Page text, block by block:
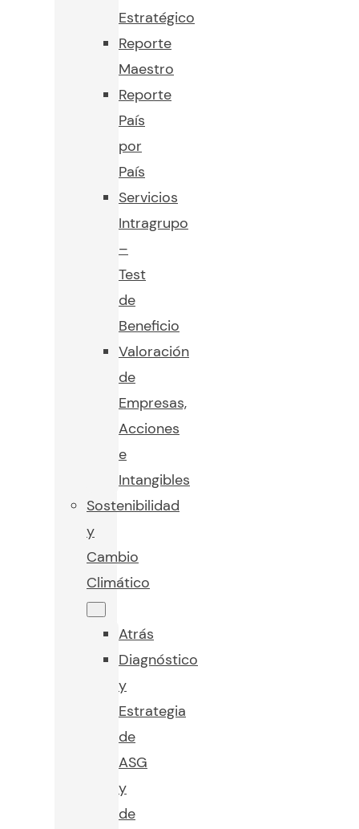
Estratégico
Reporte
Maestro
Reporte
País
por
País
Servicios
Intragrupo
–
Test
de
Beneficio
Valoración
de
Empresas,
Acciones
e
Intangibles
Sostenibilidad
y
Cambio
Climático
Atrás
Diagnóstico
y
Estrategia
de
ASG
y
de